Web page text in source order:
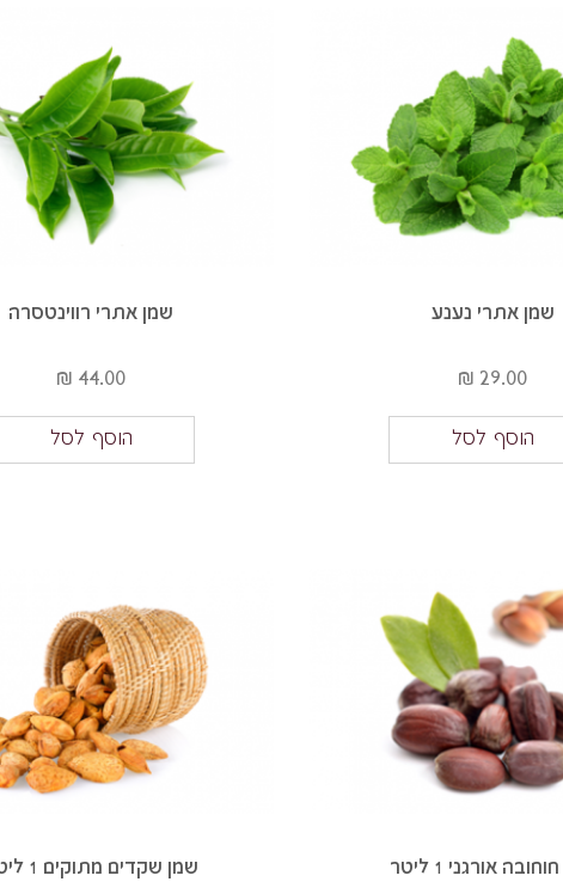
שמן אתרי נענע
29.00 ₪
הוסף לסל
שמן אתרי רווינטסרה
44.00 ₪
הוסף לסל
אורגני 1 ליטר שמן שקדים מתוקים 1 ליטר